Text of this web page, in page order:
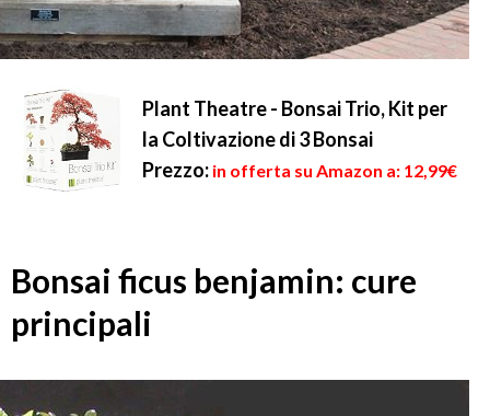
Plant Theatre - Bonsai Trio, Kit per
la Coltivazione di 3 Bonsai
Prezzo: in offerta su Amazon a: 12,99€
Bonsai ficus benjamin: cure
principali